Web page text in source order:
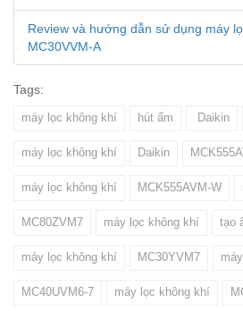
Review và hướng dẫn sử dụng máy
MC30VVM-A
Tags:
máy lọc không khí hút ẩm Daikin
máy lọc không khí Daikin
máy lọc không khí MCK555AVM-W
MC80ZVM7 máy lọc không khí tạo
máy lọc không khí MC30YVM7 máy
MC40UVM6-7 máy lọc không khí